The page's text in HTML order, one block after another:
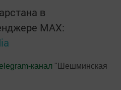
в
MАХ:
канал "Шешминская